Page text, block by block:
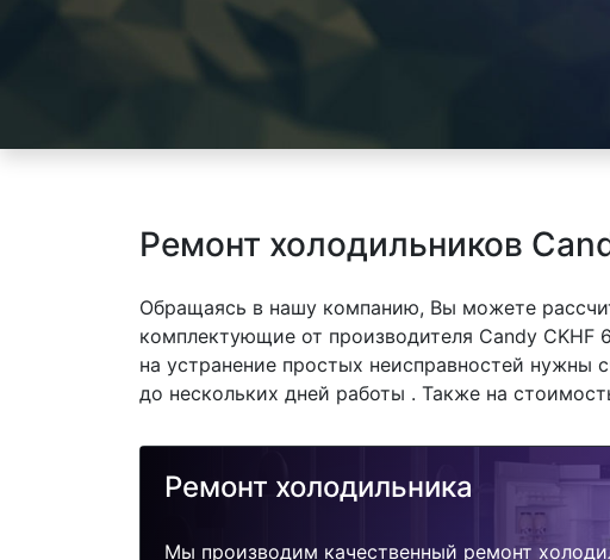
Ремонт холодильников
Обращаясь в нашу компанию, Вы можете
комплектующие от производителя Candy CKHF
на устранение простых неисправностей нужны
до нескольких дней работы . Также на
Ремонт холодильника
Мы производим качественный ремонт